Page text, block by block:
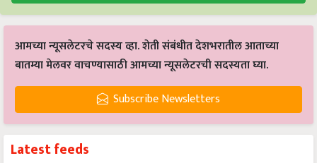
आमच्या न्यूसलेटरचे सदस्य व्हा. शेती संबंधीत देशभरातील आताच्या
बातम्या मेलवर वाचण्यासाठी आमच्या न्यूसलेटरची सदस्यता घ्या.
Subscribe Newsletters
Latest feeds